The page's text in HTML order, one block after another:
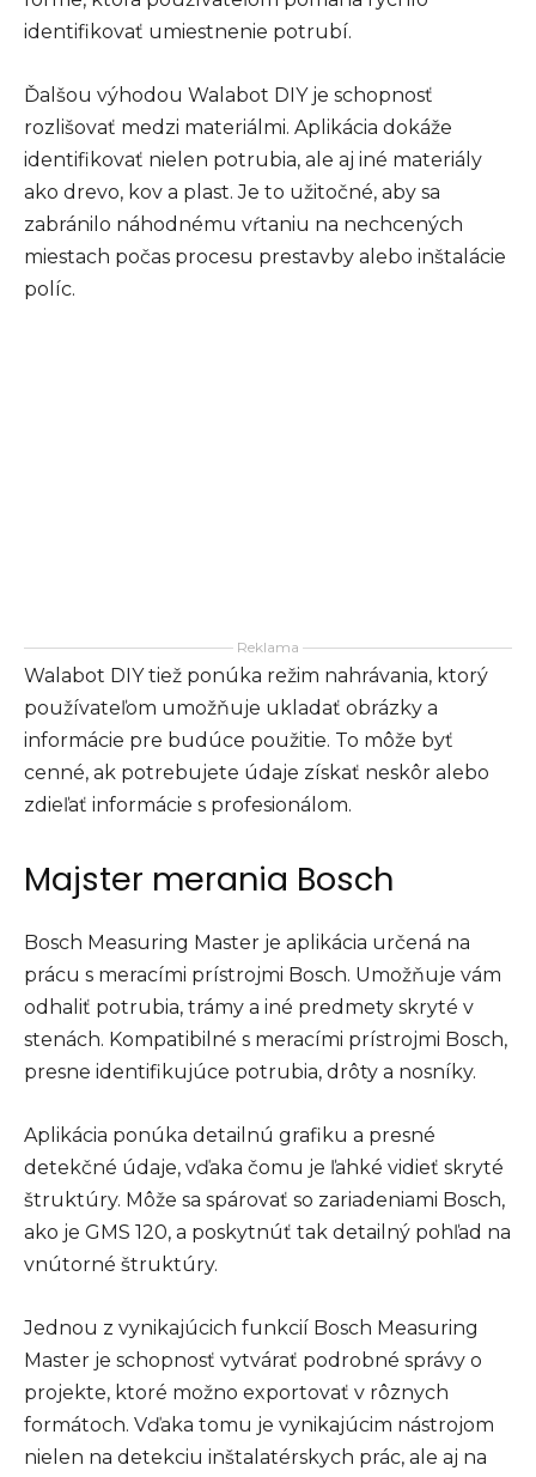
identifikovať umiestnenie potrubí.
Ďalšou výhodou Walabot DIY je schopnosť
rozlišovať medzi materiálmi. Aplikácia dokáže
identifikovať nielen potrubia, ale aj iné materiály
ako drevo, kov a plast. Je to užitočné, aby sa
zabránilo náhodnému vŕtaniu na nechcených
miestach počas procesu prestavby alebo inštalácie
políc.
Reklama
Walabot DIY tiež ponúka režim nahrávania, ktorý
používateľom umožňuje ukladať obrázky a
informácie pre budúce použitie. To môže byť
cenné, ak potrebujete údaje získať neskôr alebo
zdieľať informácie s profesionálom.
Majster merania Bosch
Bosch Measuring Master je aplikácia určená na
prácu s meracími prístrojmi Bosch. Umožňuje vám
odhaliť potrubia, trámy a iné predmety skryté v
stenách. Kompatibilné s meracími prístrojmi Bosch,
presne identifikujúce potrubia, drôty a nosníky.
Aplikácia ponúka detailnú grafiku a presné
detekčné údaje, vďaka čomu je ľahké vidieť skryté
štruktúry. Môže sa spárovať so zariadeniami Bosch,
ako je GMS 120, a poskytnúť tak detailný pohľad na
vnútorné štruktúry.
Jednou z vynikajúcich funkcií Bosch Measuring
Master je schopnosť vytvárať podrobné správy o
projekte, ktoré možno exportovať v rôznych
formátoch. Vďaka tomu je vynikajúcim nástrojom
nielen na detekciu inštalatérskych prác, ale aj na